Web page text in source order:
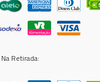
Na Retirada: